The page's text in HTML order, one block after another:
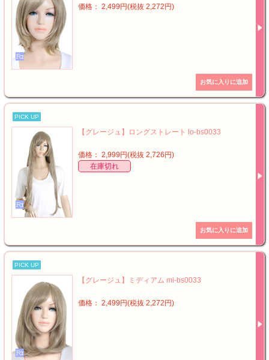
価格： 2,499円(税抜 2,272円)
PICK UP
【グレージュ】ロングストレート lo-bs0033
価格： 2,999円(税抜 2,726円)
在庫切れ
PICK UP
【グレージュ】ミディアム mi-bs0033
価格： 2,499円(税抜 2,272円)